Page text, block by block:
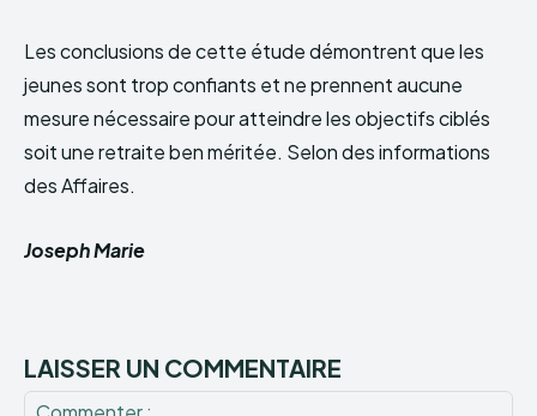
Les conclusions de cette étude démontrent que les
jeunes sont trop confiants et ne prennent aucune
mesure nécessaire pour atteindre les objectifs ciblés
soit une retraite ben méritée. Selon des informations
des Affaires.
Joseph Marie
LAISSER UN COMMENTAIRE